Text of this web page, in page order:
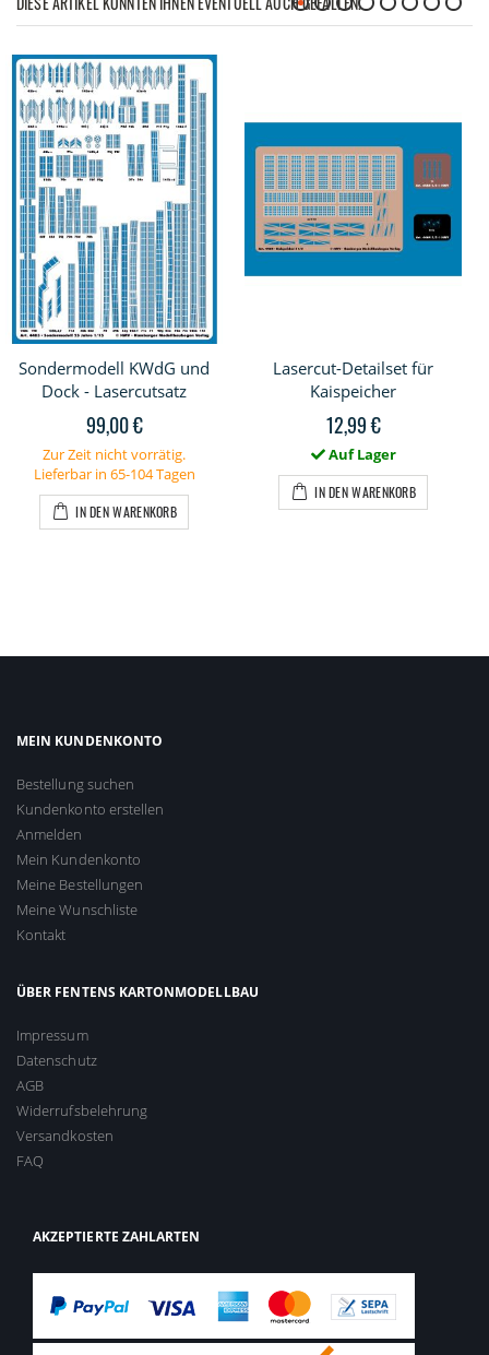
Sondermodell KWdG und
Dock - Lasercutsatz
99,00 €
Zur Zeit nicht vorrätig.
Lieferbar in 65-104 Tagen
IN DEN WARENKORB
Lasercut-Detailset für
Kaispeicher
12,99 €
Auf Lager
IN DEN WARENKORB
MEIN KUNDENKONTO
Bestellung suchen
Kundenkonto erstellen
Anmelden
Mein Kundenkonto
Meine Bestellungen
Meine Wunschliste
Kontakt
ÜBER FENTENS KARTONMODELLBAU
Impressum
Datenschutz
AGB
Widerrufsbelehrung
Versandkosten
FAQ
AKZEPTIERTE ZAHLARTEN